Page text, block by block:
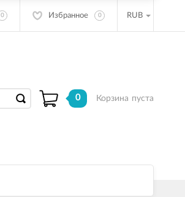
0 Избранное 0 RUB
0 Корзина пуста